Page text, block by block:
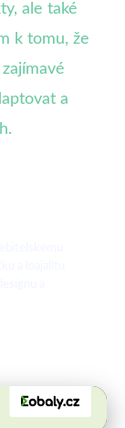
ale také
k tomu, že
a